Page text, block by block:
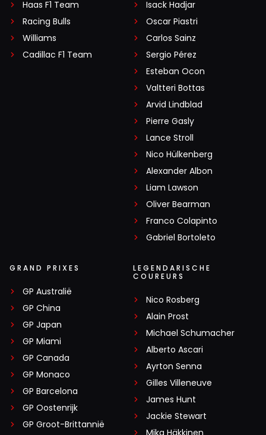
Haas F1 Team
Racing Bulls
Williams
Cadillac F1 Team
Isack Hadjar
Oscar Piastri
Carlos Sainz
Sergio Pérez
Esteban Ocon
Valtteri Bottas
Arvid Lindblad
Pierre Gasly
Lance Stroll
Nico Hülkenberg
Alexander Albon
Liam Lawson
Oliver Bearman
Franco Colapinto
Gabriel Bortoleto
GRAND PRIXES
GP Australië
GP China
GP Japan
GP Miami
GP Canada
GP Monaco
GP Barcelona
GP Oostenrijk
GP Groot-Brittannië
LEGENDARISCHE
COUREURS
Nico Rosberg
Alain Prost
Michael Schumacher
Alberto Ascari
Ayrton Senna
Gilles Villeneuve
James Hunt
Jackie Stewart